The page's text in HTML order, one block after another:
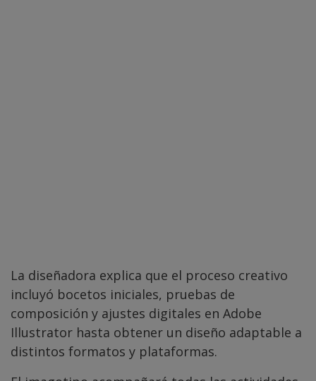
La diseñadora explica que el proceso creativo
incluyó bocetos iniciales, pruebas de
composición y ajustes digitales en Adobe
Illustrator hasta obtener un diseño adaptable a
distintos formatos y plataformas.